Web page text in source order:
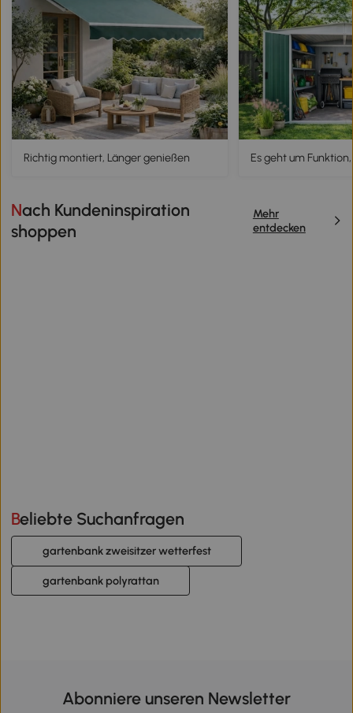
Richtig montiert, Länger genießen Es geht um
Nach Kundeninspiration
shoppen
Mehr
entdecken
Beliebte Suchanfragen
gartenbank zweisitzer wetterfest
gartenbank polyrattan
Abonniere unseren Newsletter